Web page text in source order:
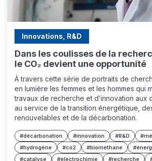
Innovations, R&D
Dans les coulisses de la
le CO₂ devient une opportunité
À travers cette série de portraits de
en lumière les femmes et les hommes qui
travaux de recherche et d’innovation aux
au service de la transition énergétique,
renouvelables et de la décarbonation.
#décarbonation #innovation #R&D
#hydrogène
#co2 #biométhane
#catalyse
#électrochimie #recherche